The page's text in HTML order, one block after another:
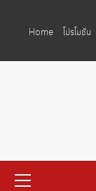
Home
โปรโมชั่น
Menu